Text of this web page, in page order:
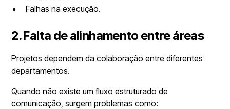
Falhas na execução.
2. Falta de alinhamento entre áreas
Projetos dependem da colaboração entre diferentes
departamentos.
Quando não existe um fluxo estruturado de
comunicação, surgem problemas como: